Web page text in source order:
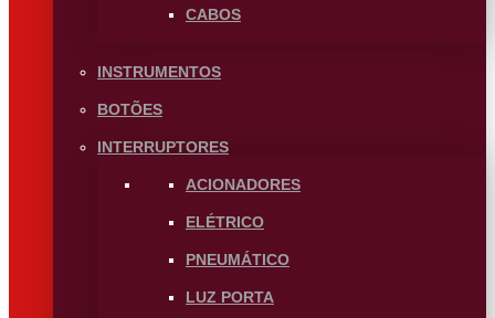
CABOS
INSTRUMENTOS
BOTÕES
INTERRUPTORES
ACIONADORES
ELÉTRICO
PNEUMÁTICO
LUZ PORTA